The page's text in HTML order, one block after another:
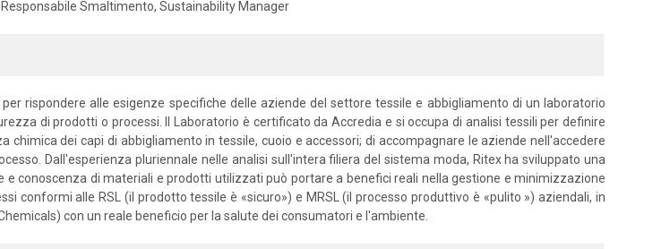
Smaltimento, Sustainability Manager
rispondere alle esigenze specifiche delle aziende del settore tessile e abbigliamento di un laboratorio
di prodotti o processi. Il Laboratorio è certificato da Accredia e si occupa di analisi tessili per definire
dei capi di abbigliamento in tessile, cuoio e accessori; di accompagnare le aziende nell'accedere
Dall'esperienza pluriennale nelle analisi sull'intera filiera del sistema moda, Ritex ha sviluppato una
conoscenza di materiali e prodotti utilizzati può portare a benefici reali nella gestione e minimizzazione
conformi alle RSL (il prodotto tessile è «sicuro») e MRSL (il processo produttivo è «pulito ») aziendali, in
con un reale beneficio per la salute dei consumatori e l'ambiente.